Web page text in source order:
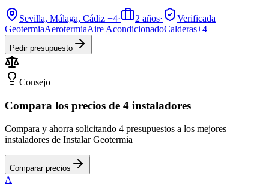
Sevilla, Málaga, Cádiz +4· 2 años·
Verificada
GeotermiaAerotermiaAire AcondicionadoCalderas+4
Pedir presupuesto
Consejo
Compara los precios de 4 instaladores
Compara y ahorra solicitando 4 presupuestos a los mejores
instaladores de Instalar Geotermia
Comparar precios
A